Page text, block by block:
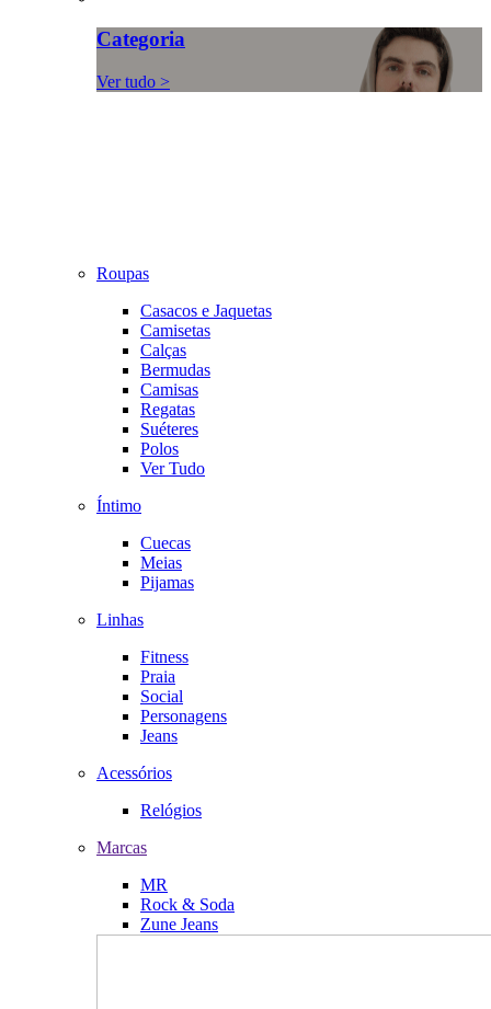
Categoria
Ver tudo >
Roupas
Casacos e Jaquetas
Camisetas
Calças
Bermudas
Camisas
Regatas
Suéteres
Polos
Ver Tudo
Íntimo
Cuecas
Meias
Pijamas
Linhas
Fitness
Praia
Social
Personagens
Jeans
Acessórios
Relógios
Marcas
MR
Rock & Soda
Zune Jeans